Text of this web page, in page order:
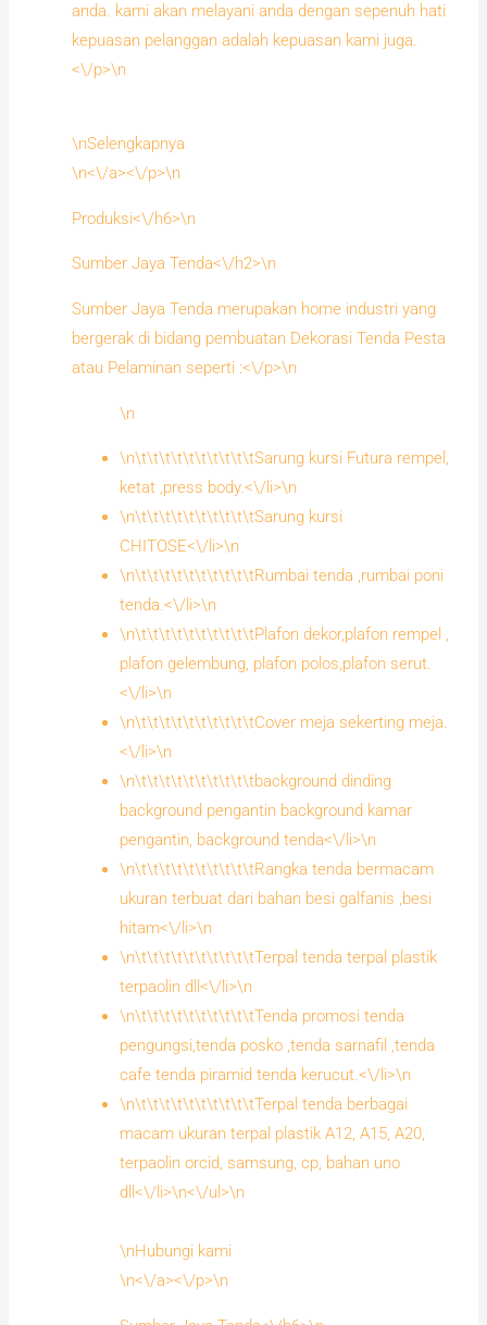
anda. kami akan melayani anda dengan sepenuh hati
kepuasan pelanggan adalah kepuasan kami juga.
<\/p>\n
\nSelengkapnya
\n<\/a><\/p>\n
Produksi<\/h6>\n
Sumber Jaya Tenda<\/h2>\n
Sumber Jaya Tenda merupakan home industri yang
bergerak di bidang pembuatan Dekorasi Tenda Pesta
atau Pelaminan seperti :<\/p>\n
\n
\n\t\t\t\t\t\t\t\t\t\tSarung kursi Futura rempel,
ketat ,press body.<\/li>\n
\n\t\t\t\t\t\t\t\t\t\tSarung kursi
CHITOSE<\/li>\n
\n\t\t\t\t\t\t\t\t\t\tRumbai tenda ,rumbai poni
tenda.<\/li>\n
\n\t\t\t\t\t\t\t\t\t\tPlafon dekor,plafon rempel ,
plafon gelembung, plafon polos,plafon serut.
<\/li>\n
\n\t\t\t\t\t\t\t\t\t\tCover meja sekerting meja.
<\/li>\n
\n\t\t\t\t\t\t\t\t\t\tbackground dinding
background pengantin background kamar
pengantin, background tenda<\/li>\n
\n\t\t\t\t\t\t\t\t\t\tRangka tenda bermacam
ukuran terbuat dari bahan besi galfanis ,besi
hitam<\/li>\n
\n\t\t\t\t\t\t\t\t\t\tTerpal tenda terpal plastik
terpaolin dll<\/li>\n
\n\t\t\t\t\t\t\t\t\t\tTenda promosi tenda
pengungsi,tenda posko ,tenda sarnafil ,tenda
cafe tenda piramid tenda kerucut.<\/li>\n
\n\t\t\t\t\t\t\t\t\t\tTerpal tenda berbagai
macam ukuran terpal plastik A12, A15, A20,
terpaolin orcid, samsung, cp, bahan uno
dll<\/li>\n<\/ul>\n
\nHubungi kami
\n<\/a><\/p>\n